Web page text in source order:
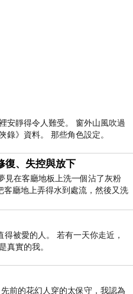
安靜得令人難受。 窗外山風吹過
錄》資料。 那些角色設定。
復、失控與放下
在客廳地板上洗一個沾了灰粉
客廳地上弄得水到處流，然後又洗
來發現帽
被愛的人。 若有一天你走近，
真實的我。
前的花幻人穿的太保守，我認為